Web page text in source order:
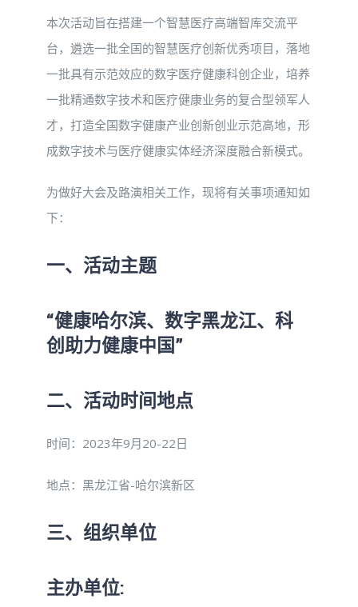
本次活动旨在搭建一个智慧医疗高端智库交流平
台，遴选一批全国的智慧医疗创新优秀项目，落地
一批具有示范效应的数字医疗健康科创企业，培养
一批精通数字技术和医疗健康业务的复合型领军人
才，打造全国数字健康产业创新创业示范高地，形
成数字技术与医疗健康实体经济深度融合新模式。
为做好大会及路演相关工作，现将有关事项通知如
下：
一、活动主题
“健康哈尔滨、数字黑龙江、科
创助力健康中国”
二、活动时间地点
时间：2023年9月20-22日
地点：黑龙江省-哈尔滨新区
三、组织单位
主办单位: